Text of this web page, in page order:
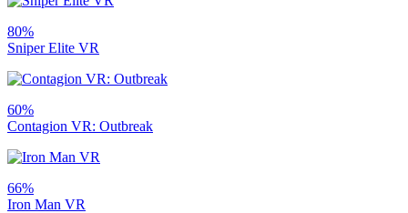
80%
Sniper Elite VR
60%
Contagion VR: Outbreak
66%
Iron Man VR